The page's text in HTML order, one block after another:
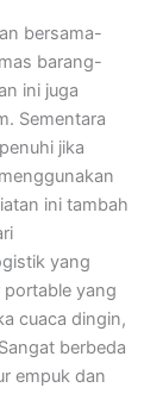
bersama-
barang-
ini juga
Sementara
jika
ini tambah
yang
yang
cuaca dingin,
berbeda
empuk dan